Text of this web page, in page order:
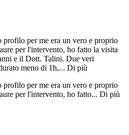
profilo per me era un vero e proprio
per l'intervento, ho fatto la visita
e il Dott. Talini. Due veri
meno di 1h,... Di più
profilo per me era un vero e proprio
per l'intervento, ho fatto... Di più